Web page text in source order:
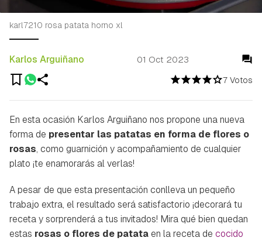
7 Votos
Karlos Arguiñano 01 Oct 2023
karl7210 rosa patata horno xl
En esta ocasión Karlos Arguiñano nos propone una nueva
forma de presentar las patatas en forma de flores o
rosas, como guarnición y acompañamiento de cualquier
plato ¡te enamorarás al verlas!
A pesar de que esta presentación conlleva un pequeño
trabajo extra, el resultado será satisfactorio ¡decorará tu
receta y sorprenderá a tus invitados! Mira qué bien quedan
estas rosas o flores de patataen la receta de cocido